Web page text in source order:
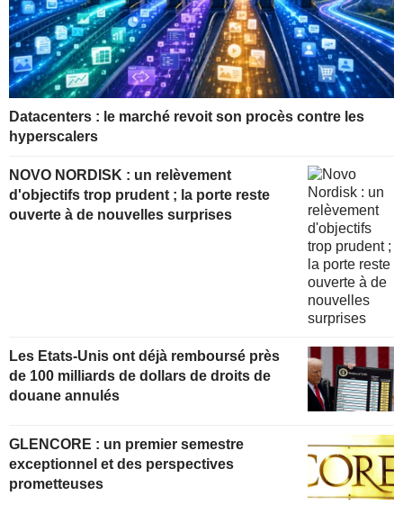
Datacenters : le marché revoit son procès contre les
hyperscalers
NOVO NORDISK : un relèvement
d'objectifs trop prudent ; la porte reste
ouverte à de nouvelles surprises
Les Etats-Unis ont déjà remboursé près
de 100 milliards de dollars de droits de
douane annulés
GLENCORE : un premier semestre
exceptionnel et des perspectives
prometteuses